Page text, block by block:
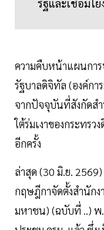
รัฐและเชื่อมโ
ความคืบหน้าแผนกา
รัฐบาลดิจิทัล (องค์กา
จากปัจจุบันที่สังกัดส
ใต้ร่มเงาของกระทร
อีกครั้ง
ล่าสุด (30 มิ.ย.
กฤษฎีกาจัดตั้งสำนัก
มหาชน) (ฉบับที่ ..) พ.